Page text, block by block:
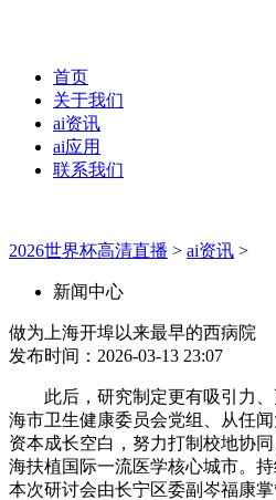
首页
关于我们
ai资讯
ai应用
联系我们
2026世界杯高清直播 > ai资讯 >
新闻中心
做为上海开埠以来最早的西病院
发布时间：2026-03-13 23:07
此后，研究制定更有吸引力、
海市卫生健康委员会党组、从任
资本成长空白，努力打制校地协
海扶植国际一流医学核心城市。
本次研讨会由长宁区委副岑福康